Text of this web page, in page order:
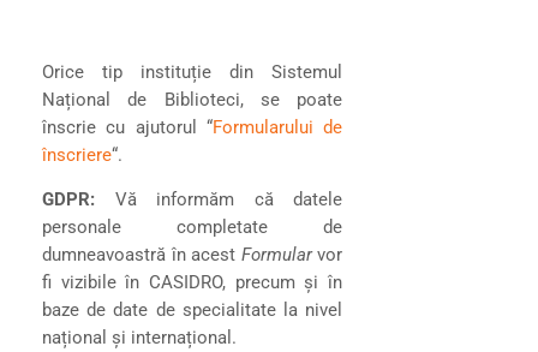
Orice tip instituție din Sistemul
Național de Biblioteci, se poate
înscrie cu ajutorul “Formularului de
înscriere“.
GDPR: Vă informăm că datele
personale completate de
dumneavoastră în acest Formularvor
fi vizibile în CASIDRO, precum și în
baze de date de specialitate la nivel
național și internațional.